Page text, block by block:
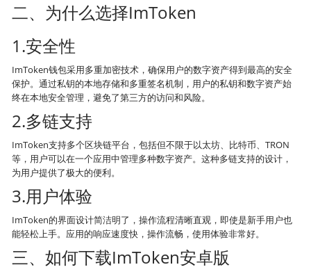
二、为什么选择ImToken
1.安全性
ImToken钱包采用多重加密技术，确保用户的数字资产得到最高的安全
保护。通过私钥的本地存储和多重签名机制，用户的私钥和数字资产始
终在本地安全管理，避免了第三方的访问和风险。
2.多链支持
ImToken支持多个区块链平台，包括但不限于以太坊、比特币、TRON
等，用户可以在一个应用中管理多种数字资产。这种多链支持的设计，
为用户提供了极大的便利。
3.用户体验
ImToken的界面设计简洁明了，操作流程清晰直观，即使是新手用户也
能轻松上手。应用的响应速度快，操作流畅，使用体验非常好。
三、如何下载ImToken安卓版